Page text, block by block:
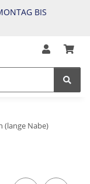
BIS
(lange Nabe)